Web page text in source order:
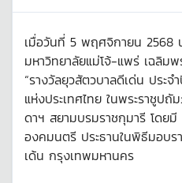
เมื่อวันที่ 5 พฤศจิกายน
มหาวิทยาลัยแม่โจ้-แพร่ เฉลิมพ
“รางวัลยุวสัตวบาลดีเด่น ประ
แห่งประเทศไทย ในพระราชูป
ดาฯ สยามบรมราชกุมารี โดย
องคมนตรี ประธานในพิธีมอบร
เด้น กรุงเทพมหานคร